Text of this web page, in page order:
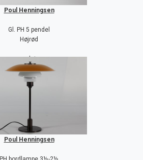
Poul Henningsen
Gl. PH 5 pendel
Højrød
solgt
solgt
Poul Henningsen